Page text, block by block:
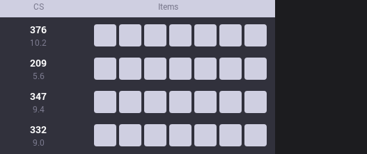
CS Items
376
10.2
209
5.6
347
9.4
332
9.0